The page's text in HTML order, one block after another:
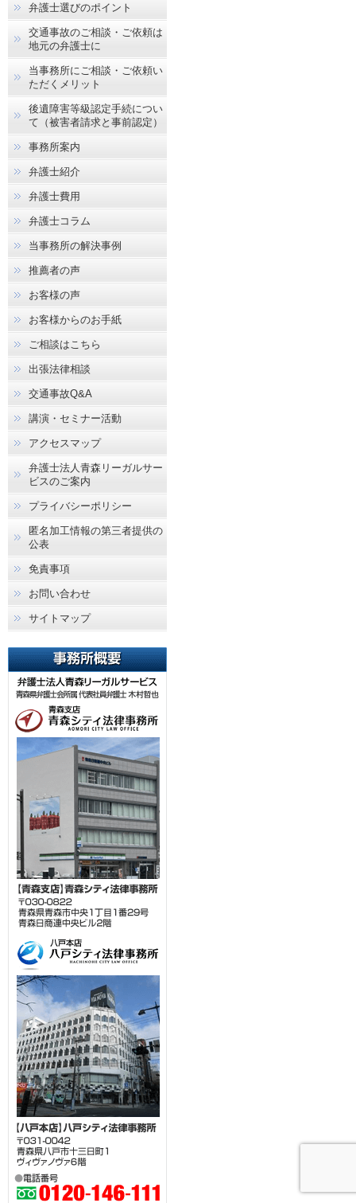
弁護士選びのポイント
交通事故のご相談・ご依頼は
地元の弁護士に
当事務所にご相談・ご依頼い
ただくメリット
後遺障害等級認定手続につい
て（被害者請求と事前認定）
事務所案内
弁護士紹介
弁護士費用
弁護士コラム
当事務所の解決事例
推薦者の声
お客様の声
お客様からのお手紙
ご相談はこちら
出張法律相談
交通事故Q&A
講演・セミナー活動
アクセスマップ
弁護士法人青森リーガルサー
ビスのご案内
プライバシーポリシー
匿名加工情報の第三者提供の
公表
免責事項
お問い合わせ
サイトマップ